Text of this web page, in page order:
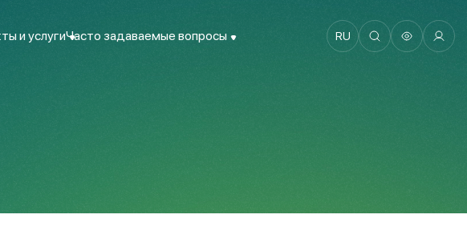
и услугиЧасто задаваемые вопросы RU